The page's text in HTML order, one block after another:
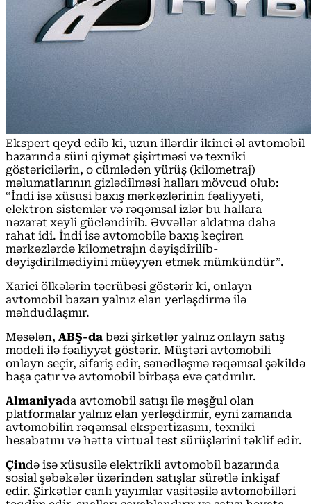
Ekspert qeyd edib ki, uzun illərdir ikinci əl avtomobil
bazarında süni qiymət şişirtməsi və texniki
göstəricilərin, o cümlədən yürüş (kilometraj)
məlumatlarının gizlədilməsi halları mövcud olub:
“İndi isə xüsusi baxış mərkəzlərinin fəaliyyəti,
elektron sistemlər və rəqəmsal izlər bu hallara
nəzarət xeyli gücləndirib. Əvvəllər aldatma daha
rahat idi. İndi isə avtomobilə baxış keçirən
mərkəzlərdə kilometrajın dəyişdirilib-
dəyişdirilmədiyini müəyyən etmək mümkündür”.
Xarici ölkələrin təcrübəsi göstərir ki, onlayn
avtomobil bazarı yalnız elan yerləşdirmə ilə
məhdudlaşmır.
Məsələn, ABŞ-da bəzi şirkətlər yalnız onlayn satış
modeli ilə fəaliyyət göstərir. Müştəri avtomobili
onlayn seçir, sifariş edir, sənədləşmə rəqəmsal şəkildə
başa çatır və avtomobil birbaşa evə çatdırılır.
Almaniyada avtomobil satışı ilə məşğul olan
platformalar yalnız elan yerləşdirmir, eyni zamanda
avtomobilin rəqəmsal ekspertizasını, texniki
hesabatını və hətta virtual test sürüşlərini təklif edir.
Çində isə xüsusilə elektrikli avtomobil bazarında
sosial şəbəkələr üzərindən satışlar sürətlə inkişaf
edir. Şirkətlər canlı yayımlar vasitəsilə avtomobilləri